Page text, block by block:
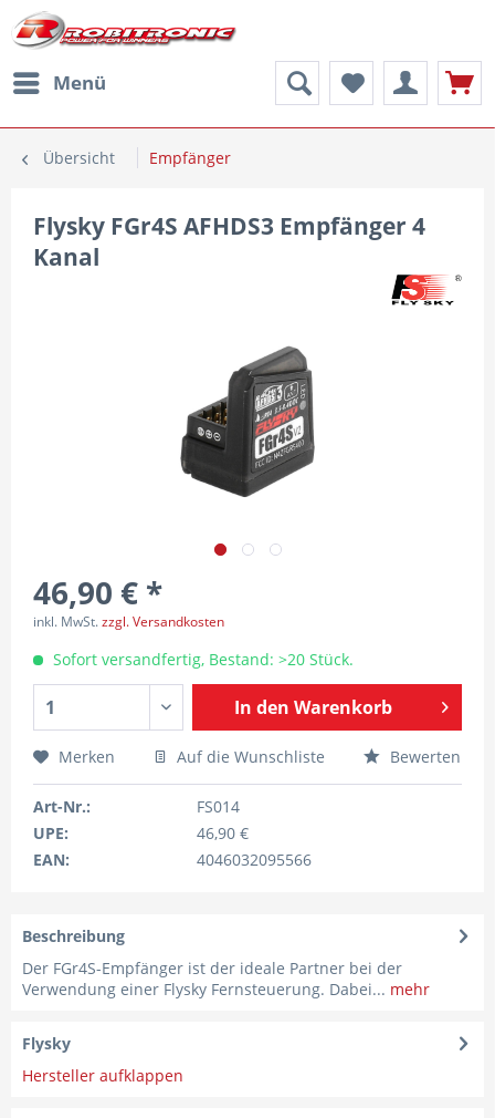
Menü
Übersicht Empfänger
Flysky FGr4S AFHDS3 Empfänger 4
Kanal
46,90 € *
inkl. MwSt.zzgl. Versandkosten
Sofort versandfertig, Bestand: >20 Stück.
In den Warenkorb
Merken Auf die Wunschliste Bewerten
Art-Nr.:
FS014
UPE:
46,90 €
EAN:
4046032095566
Beschreibung
Der FGr4S-Empfänger ist der ideale Partner bei der
Verwendung einer Flysky Fernsteuerung. Dabei... mehr
Flysky
Hersteller aufklappen